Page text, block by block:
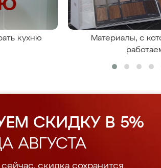
кухню
Материалы, с
СКИДКУ В 5%
АВГУСТА
скидка сохранится.